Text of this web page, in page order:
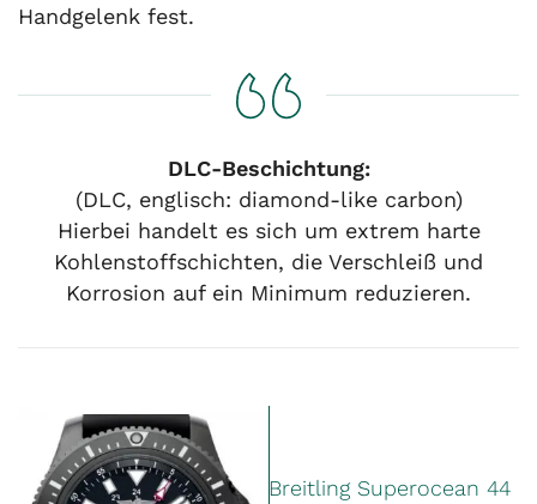
Handgelenk fest.
DLC-Beschichtung:
(DLC, englisch: diamond-like carbon)
Hierbei handelt es sich um extrem harte
Kohlenstoffschichten, die Verschleiß und
Korrosion auf ein Minimum reduzieren.
Breitling Superocean 44